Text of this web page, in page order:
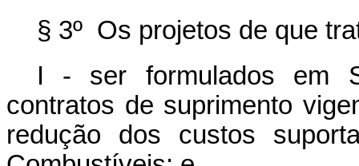
§ 3º Os projetos de que
I - ser formulados em
contratos de suprimento
redução dos custos